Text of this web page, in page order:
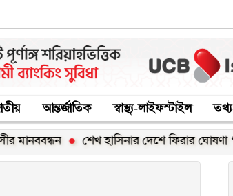
আন্তর্জাতিক স্বাস্থ্য-লাইফস্টাইল
শেখ হাসিনার দেশে ফিরার ঘোষণা